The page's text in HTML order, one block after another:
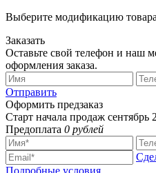
Выберите модификацию товара
Заказать
Оставьте свой телефон и наш
оформления заказа.
Отправить
Оформить предзаказ
Старт начала продаж сентябрь
Предоплата 0 рублей
Подробные условия